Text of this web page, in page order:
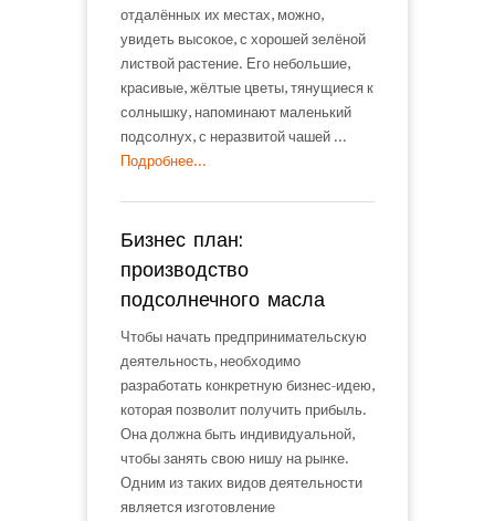
отдалённых их местах, можно,
увидеть высокое, с хорошей зелёной
листвой растение. Его небольшие,
красивые, жёлтые цветы, тянущиеся к
солнышку, напоминают маленький
подсолнух, с неразвитой чашей ...
Подробнее...
Бизнес план:
производство
подсолнечного масла
Чтобы начать предпринимательскую
деятельность, необходимо
разработать конкретную бизнес-идею,
которая позволит получить прибыль.
Она должна быть индивидуальной,
чтобы занять свою нишу на рынке.
Одним из таких видов деятельности
является изготовление